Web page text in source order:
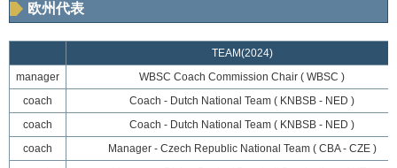
欧州代表
TEAM(2024)
manager
WBSC Coach Commission Chair ( WBSC )
coach
Coach - Dutch National Team ( KNBSB - NED )
coach
Coach - Dutch National Team ( KNBSB - NED )
coach
Manager - Czech Republic National Team ( CBA - CZE )